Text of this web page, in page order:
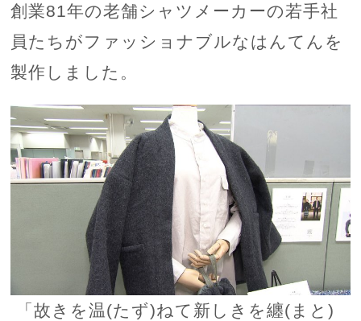
創業81年の老舗シャツメーカーの若手社
員たちがファッショナブルなはんてんを
製作しました。
「故きを温(たず)ねて新しきを纏(まと)